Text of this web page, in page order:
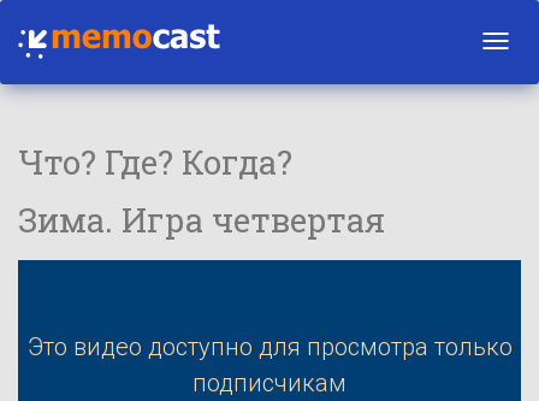
Что? Где? Когда?
Зима. Игра четвертая
Это видео доступно для просмотра только
подписчикам